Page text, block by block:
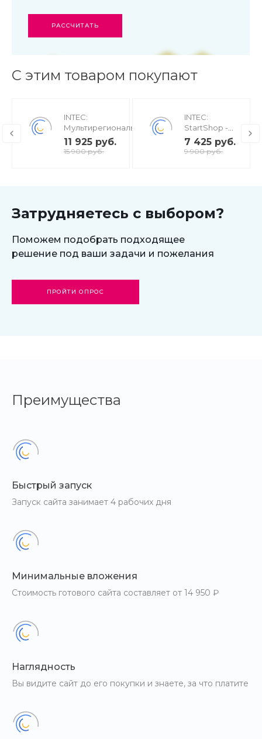
РАССЧИТАТЬ
С этим товаром покупают
INTEC:
Мультирегиональность
- региональная сеть
вашего сайта с
11 925 руб.
15 900 руб.
INTEC:
StartShop -
модуль
интернет-
7 425 руб.
9 900 руб.
Затрудняетесь с выбором?
Поможем подобрать подходящее
решение под ваши задачи и пожелания
ПРОЙТИ ОПРОС
Преимущества
Быстрый запуск
Запуск сайта занимает 4 рабочих дня
Минимальные вложения
Стоимость готового сайта составляет от 14 950 ₽
Наглядность
Вы видите сайт до его покупки и знаете, за что платите